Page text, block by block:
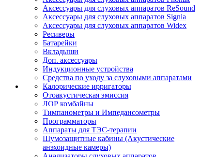
Аксессуары для слуховых аппаратов ReSound
Аксессуары для слуховых аппаратов Signia
Аксессуары для слуховых аппаратов Widex
Ресиверы
Батарейки
Вкладыши
Доп. аксессуары
Индукционные устройства
Средства по уходу за слуховыми аппаратами
Калорические ирригаторы
Отоакустическая эмиссия
ЛОР комбайны
Тимпанометры и Импедансометры
Программаторы
Аппараты для ТЭС-терапии
Шумозащитные кабины (Акустические
анэхоидные камеры)